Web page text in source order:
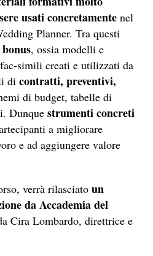
usati concretamente nel
Planner. Tra questi
, ossia modelli e
simili creati e utilizzati da
di contratti, preventivi,
di budget, tabelle di
Dunque strumenti concreti
a migliorare
e ad aggiungere valore
verrà rilasciato un
da Accademia del
Cira Lombardo, direttrice e